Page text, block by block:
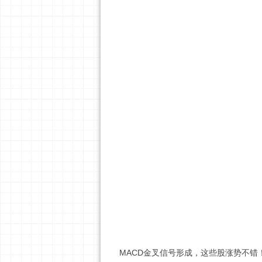
MACD金叉信号形成，这些股涨势不错